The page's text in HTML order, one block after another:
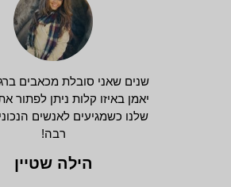
שנים שאני סובלת מכאבים
יאמן באיזו קלות ניתן לפתור
שלנו כשמגיעים לאנשים
רבה!
הילה שטיין